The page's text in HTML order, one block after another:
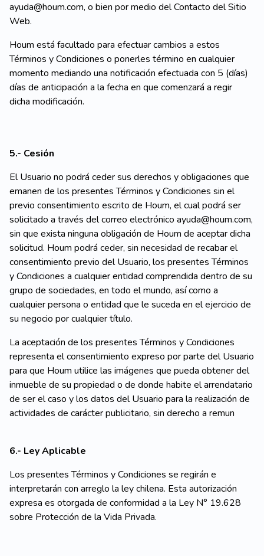
ayuda@houm.com, o bien por medio del Contacto del Sitio
Web.
Houm está facultado para efectuar cambios a estos
Términos y Condiciones o ponerles término en cualquier
momento mediando una notificación efectuada con 5 (días)
días de anticipación a la fecha en que comenzará a regir
dicha modificación.
5.- Cesión
El Usuario no podrá ceder sus derechos y obligaciones que
emanen de los presentes Términos y Condiciones sin el
previo consentimiento escrito de Houm, el cual podrá ser
solicitado a través del correo electrónico ayuda@houm.com,
sin que exista ninguna obligación de Houm de aceptar dicha
solicitud. Houm podrá ceder, sin necesidad de recabar el
consentimiento previo del Usuario, los presentes Términos
y Condiciones a cualquier entidad comprendida dentro de su
grupo de sociedades, en todo el mundo, así como a
cualquier persona o entidad que le suceda en el ejercicio de
su negocio por cualquier título.
La aceptación de los presentes Términos y Condiciones
representa el consentimiento expreso por parte del Usuario
para que Houm utilice las imágenes que pueda obtener del
inmueble de su propiedad o de donde habite el arrendatario
de ser el caso y los datos del Usuario para la realización de
actividades de carácter publicitario, sin derecho a remun
6.- Ley Aplicable
Los presentes Términos y Condiciones se regirán e
interpretarán con arreglo la ley chilena. Esta autorización
expresa es otorgada de conformidad a la Ley N° 19.628
sobre Protección de la Vida Privada.